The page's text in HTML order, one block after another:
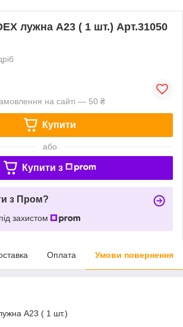
лужна А23 ( 1 шт.) Арт.31050
на сайті — 50 ₴
Купити
або
Купити з
з Пром?
захистом
Оплата Умови повернення
А23 ( 1 шт.)